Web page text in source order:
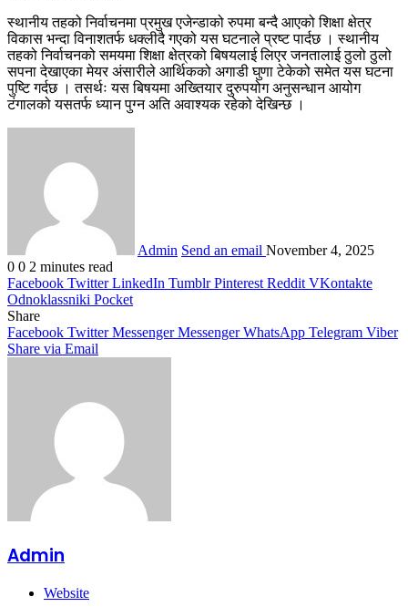
स्थानीय तहको निर्वाचनमा प्रमुख एजेन्डाको रुपमा बन्दै आएको शिक्षा क्षेत्र
विकास भन्दा विनाशतर्फ धक्लीदै गएको यस घटनाले प्रष्ट पार्दछ । स्थानीय
तहको निर्वाचनको समयमा शिक्षा क्षेत्रको बिषयलाई लिएर जनतालाई ठुलो ठुलो
सपना देखाएका मेयर अंसारीले आर्थिकको अगाडी घुणा टेकेको समेत यस घटना
पुष्टि गर्दछ । तसर्थः यस बिषयमा अख्तियार दुरुपयोग अनुसन्धान आयोग
टंगालको यसतर्फ ध्यान पुग्न अति अवाश्यक रहेको देखिन्छ ।
Admin Send an email November 4, 2025
0 0 2 minutes read
Facebook Twitter LinkedIn Tumblr Pinterest Reddit VKontakte
Odnoklassniki Pocket
Share
Facebook Twitter Messenger Messenger WhatsApp Telegram Viber
Share via Email
Admin
Website